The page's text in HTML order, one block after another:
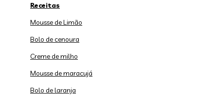
Receitas
Mousse de Limão
Bolo de cenoura
Creme de milho
Mousse de maracujá
Bolo de laranja